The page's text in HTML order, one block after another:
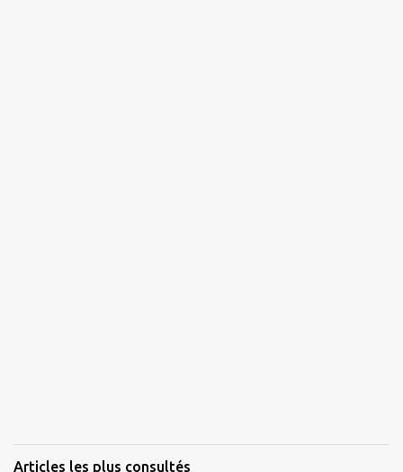
Articles les plus consultés